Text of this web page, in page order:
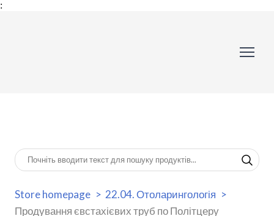
:
Store homepage
22.04. Отоларингологія
Продування євстахієвих труб по Політцеру